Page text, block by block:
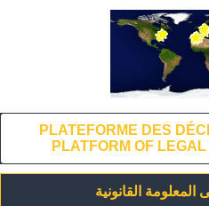
PLATEFORME DES
PLATFORM OF
القانونية